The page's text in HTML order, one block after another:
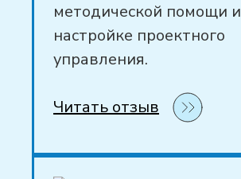
методической помощи и
настройке проектного
управления.
Читать отзыв